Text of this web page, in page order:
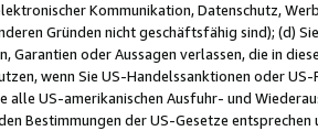
Kommunikation, Datenschutz,
Gründen nicht geschäftsfähig sind); (d)
oder Aussagen verlassen, die in
wenn Sie US-Handelssanktionen oder
alle US-amerikanischen Ausfuhr- und
Bestimmungen der US-Gesetze